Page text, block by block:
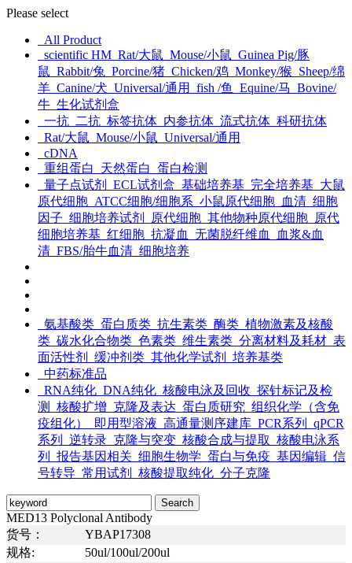
Please select
All Product
scientific HM Rat/大鼠 Mouse/小鼠 Guinea Pig/豚
鼠 Rabbit/兔 Porcine/猪 Chicken/鸡 Monkey/猴 Sheep/绵
羊 Canine/犬 Universal/通用 fish /鱼 Equine/马 Bovine/
牛 生化试剂盒
一抗 二抗 标签抗体 内参抗体 流式抗体 科研抗体
Rat/大鼠 Mouse/小鼠 Universal/通用
cDNA
重组蛋白
天然蛋白 蛋白检测
量子点试剂
ECL试剂盒 基础培养基 完全培养基 大鼠
原代细胞 ATCC细胞/细胞系 小鼠原代细胞 血清 细胞
因子 细胞培养试剂 原代细胞 其他物种原代细胞 原代
细胞培养基 红细胞 抗凝血 无菌脱纤维血
血浆&血
清 FBS/胎牛血清 细胞培养
氨基酸类 蛋白质类 抗生素类 酶类 植物激素及核酸
类 碳水化合物类 色素类 维生素类 分离材料及耗材 表
面活性剂
缓冲剂类 其他化学试剂
培养基类
中药标准品
RNA纯化 DNA纯化 核酸电泳及回收 探针标记及检
测
核酸扩增 克隆及表达 蛋白质研究 组织化学（含免
疫组化）
即用型溶液 高通量测序建库 PCR系列
qPCR
系列
逆转录 克隆与突变 核酸合成与提取 核酸电泳系
列
报告基因相关 细胞生物学 蛋白与免疫 基因编辑 信
号转导 常用试剂 核酸提取纯化 分子克隆
MED13 Polyclonal Antibody
货号：
YBAP17308
规格:
50ul/100ul/200ul